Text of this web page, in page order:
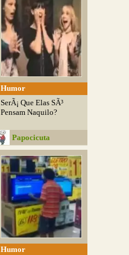
Humor
SerÃ¡ Que Elas SÃ³
Pensam Naquilo?
Papocicuta
Humor